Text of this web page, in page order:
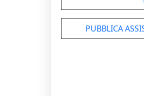
PUBBLICA